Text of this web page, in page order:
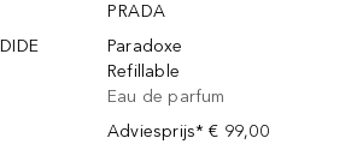
PRADA
Paradoxe
Refillable
Eau de parfum
Adviesprijs* € 99,00